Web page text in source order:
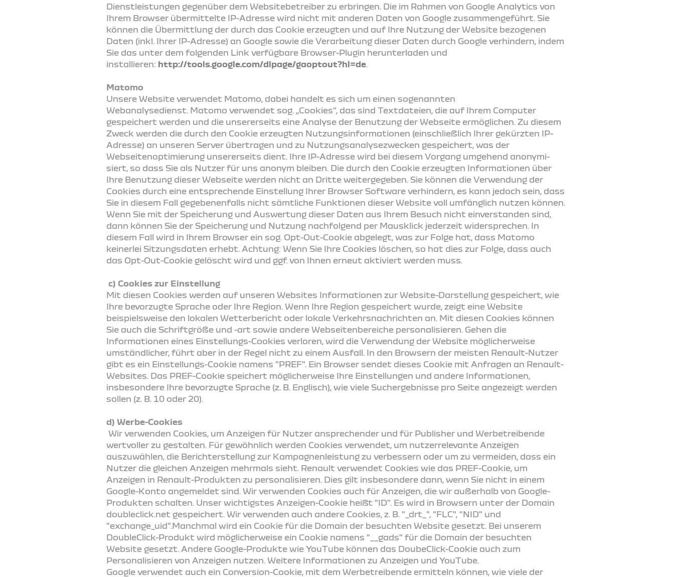
Dienstleistungen gegenüber dem Websitebetreiber zu erbringen. Die im Rahmen von Google Analytics von
Ihrem Browser übermittelte IP-Adresse wird nicht mit anderen Daten von Google zusammengeführt. Sie
können die Übermittlung der durch das Cookie erzeugten und auf Ihre Nutzung der Website bezogenen
Daten (inkl. Ihrer IP-Adresse) an Google sowie die Verarbeitung dieser Daten durch Google verhindern, indem
Sie das unter dem folgenden Link verfügbare Browser-Plugin herunterladen und
installieren: http://tools.google.com/dlpage/gaoptout?hl=de.
Matomo
Unsere Website verwendet Matomo, dabei handelt es sich um einen sogenannten
Webanalysedienst. Matomo verwendet sog. „Cookies“, das sind Textdateien, die auf Ihrem Computer
gespeichert werden und die unsererseits eine Analyse der Benutzung der Webseite ermöglichen. Zu diesem
Zweck werden die durch den Cookie erzeugten Nutzungsinformationen (einschließlich Ihrer gekürzten IP-
Adresse) an unseren Server übertragen und zu Nutzungsanalysezwecken gespeichert, was der
Webseitenoptimierung unsererseits dient. Ihre IP-Adresse wird bei diesem Vorgang umge­hend anony­mi­
siert, so dass Sie als Nutzer für uns anonym bleiben. Die durch den Cookie erzeugten Informationen über
Ihre Benutzung dieser Webseite werden nicht an Dritte weitergegeben. Sie können die Verwendung der
Cookies durch eine entsprechende Einstellung Ihrer Browser Software verhindern, es kann jedoch sein, dass
Sie in diesem Fall gegebenenfalls nicht sämtliche Funktionen dieser Website voll umfänglich nutzen können.
Wenn Sie mit der Speicherung und Auswertung die­ser Daten aus Ihrem Besuch nicht einverstanden sind,
dann können Sie der Speicherung und Nutzung nachfolgend per Mausklick jederzeit widersprechen. In
diesem Fall wird in Ihrem Browser ein sog. Opt-Out-Cookie abgelegt, was zur Folge hat, dass Matomo
keinerlei Sitzungsdaten erhebt. Achtung: Wenn Sie Ihre Cookies löschen, so hat dies zur Folge, dass auch
das Opt-Out-Cookie gelöscht wird und ggf. von Ihnen erneut aktiviert werden muss.
c) Cookies zur Einstellung
Mit diesen Cookies werden auf unseren Websites Informationen zur Website-Darstellung gespeichert, wie
Ihre bevorzugte Sprache oder Ihre Region. Wenn Ihre Region gespeichert wurde, zeigt eine Website
beispielsweise den lokalen Wetterbericht oder lokale Verkehrsnachrichten an. Mit diesen Cookies können
Sie auch die Schriftgröße und -art sowie andere Webseitenbereiche personalisieren. Gehen die
Informationen eines Einstellungs-Cookies verloren, wird die Verwendung der Website möglicherweise
umständlicher, führt aber in der Regel nicht zu einem Ausfall. In den Browsern der meisten Renault-Nutzer
gibt es ein Einstellungs-Cookie namens "PREF". Ein Browser sendet dieses Cookie mit Anfragen an Renault-
Websites. Das PREF-Cookie speichert möglicherweise Ihre Einstellungen und andere Informationen,
insbesondere Ihre bevorzugte Sprache (z. B. Englisch), wie viele Suchergebnisse pro Seite angezeigt werden
sollen (z. B. 10 oder 20).
d) Werbe-Cookies
Wir verwenden Cookies, um Anzeigen für Nutzer ansprechender und für Publisher und Werbetreibende
wertvoller zu gestalten. Für gewöhnlich werden Cookies verwendet, um nutzerrelevante Anzeigen
auszuwählen, die Berichterstellung zur Kampagnenleistung zu verbessern oder um zu vermeiden, dass ein
Nutzer die gleichen Anzeigen mehrmals sieht. Renault verwendet Cookies wie das PREF-Cookie, um
Anzeigen in Renault-Produkten zu personalisieren. Dies gilt insbesondere dann, wenn Sie nicht in einem
Google-Konto angemeldet sind. Wir verwenden Cookies auch für Anzeigen, die wir außerhalb von Google-
Produkten schalten. Unser wichtigstes Anzeigen-Cookie heißt "ID". Es wird in Browsern unter der Domain
doubleclick.net gespeichert. Wir verwenden auch andere Cookies, z. B. "_drt_", "FLC", "NID" und
"exchange_uid".Manchmal wird ein Cookie für die Domain der besuchten Website gesetzt. Bei unserem
DoubleClick-Produkt wird möglicherweise ein Cookie namens "__gads" für die Domain der besuchten
Website gesetzt. Andere Google-Produkte wie YouTube können das DoubeClick-Cookie auch zum
Personalisieren von Anzeigen nutzen. Weitere Informationen zu Anzeigen und YouTube.
Google verwendet auch ein Conversion-Cookie, mit dem Werbetreibende ermitteln können, wie viele der